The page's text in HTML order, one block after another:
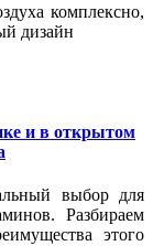
комплексно,
дизайн
и в открытом
выбор для
Разбираем
этого